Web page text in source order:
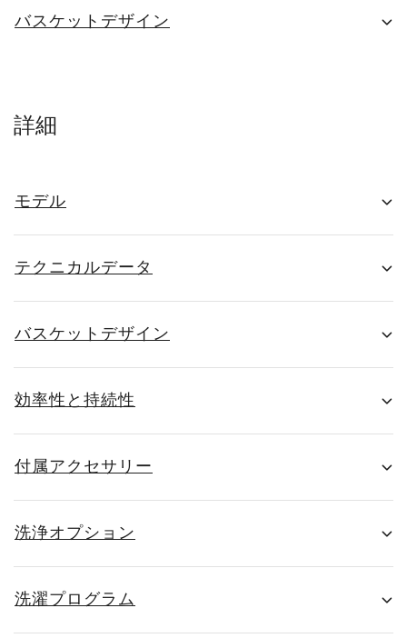
バスケットデザイン
詳細
モデル
テクニカルデータ
バスケットデザイン
効率性と持続性
付属アクセサリー
洗浄オプション
洗濯プログラム